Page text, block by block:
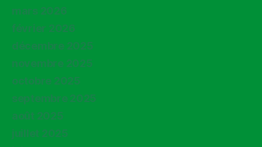
mars 2026
février 2026
décembre 2025
novembre 2025
octobre 2025
septembre 2025
août 2025
juillet 2025